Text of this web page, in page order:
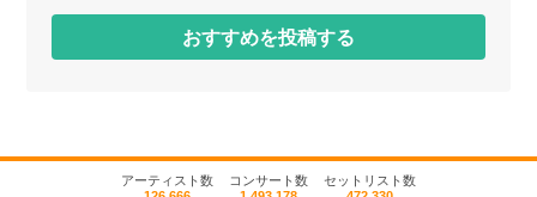
おすすめを投稿する
アーティスト数
コンサート数
セットリスト数